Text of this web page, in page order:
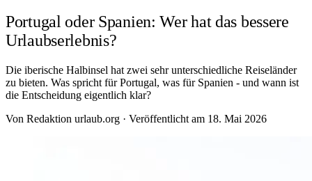
Portugal oder Spanien: Wer hat das bessere
Urlaubserlebnis?
Die iberische Halbinsel hat zwei sehr unterschiedliche Reiseländer
zu bieten. Was spricht für Portugal, was für Spanien - und wann ist
die Entscheidung eigentlich klar?
Von Redaktion urlaub.org · Veröffentlicht am 18. Mai 2026